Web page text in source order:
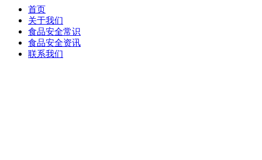
首页
关于我们
食品安全常识
食品安全资讯
联系我们